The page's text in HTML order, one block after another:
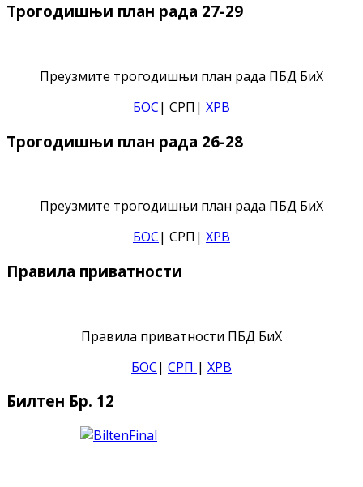
Трогодишњи план рада 27-29
Преузмите трогодишњи план рада ПБД БиХ
БОС| СРП| ХРВ
Трогодишњи план рада 26-28
Преузмите трогодишњи план рада ПБД БиХ
БОС| СРП| ХРВ
Правила приватности
Правила приватности ПБД БиХ
БОС| СРП | ХРВ
Билтен Бр. 12